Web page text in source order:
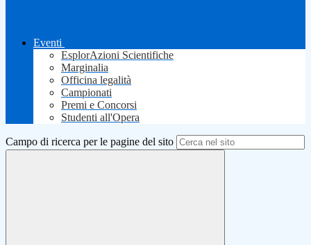
Eventi
EsplorAzioni Scientifiche
Marginalia
Officina legalità
Campionati
Premi e Concorsi
Studenti all'Opera
Campo di ricerca per le pagine del sito